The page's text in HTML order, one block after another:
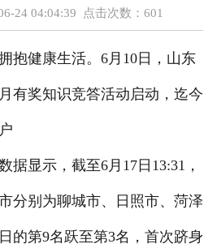
新闻资讯
专家团队
优惠套餐
健康知识
24 04:04:39 点击次数： 601
健康生活。6月10日，山东
有奖知识竞答活动启动，迄今
显示，截至6月17日13:31，
分别为聊城市、日照市、菏泽
的第9名跃至第3名，首次跻身